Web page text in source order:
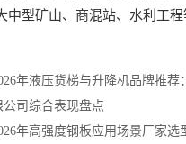
中型矿山、商混站、水利工
年液压货梯与升降机品牌推荐
公司综合表现盘点
年高强度钢板应用场景厂家选